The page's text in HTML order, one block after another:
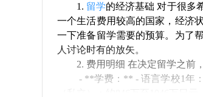
1. 留学的经济基础 对于很多
一个生活费用较高的国家，经济
一下准备留学需要的预算。为了
人讨论时有的放矢。
2. 费用明细 在决定留学之前
- **学费：** - 语言学校1年